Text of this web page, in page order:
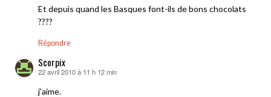
Et depuis quand les Basques font-ils de bons chocolats
????
Répondre
Scorpix
dit :
22 avril 2010 à 11 h 12 min
j’aime.